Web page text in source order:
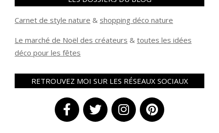
Carnet de style nature & shopping déco nature
Le marché de Noël des créateurs & toutes les idées
déco pour les fêtes
RETROUVEZ MOI SUR LES RÉSEAUX SOCIAUX